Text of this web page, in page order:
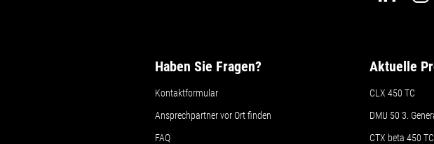
Haben Sie Fragen?
Kontaktformular
Ansprechpartner vor Ort finden
FAQ
Aktuelle
CLX 450 TC
DMU 50 3.
CTX beta 450 TC